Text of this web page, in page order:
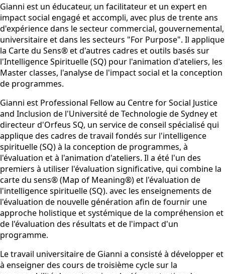
Gianni est un éducateur, un facilitateur et un expert en
impact social engagé et accompli, avec plus de trente ans
d'expérience dans le secteur commercial, gouvernemental,
universitaire et dans les secteurs "For Purpose". Il applique
la Carte du Sens® et d'autres cadres et outils basés sur
l'Intelligence Spirituelle (SQ) pour l'animation d'ateliers, les
Master classes, l'analyse de l'impact social et la conception
de programmes.
Gianni est Professional Fellow au Centre for Social Justice
and Inclusion de l'Université de Technologie de Sydney et
directeur d'Orfeus SQ, un service de conseil spécialisé qui
applique des cadres de travail fondés sur l'intelligence
spirituelle (SQ) à la conception de programmes, à
l'évaluation et à l'animation d'ateliers. Il a été l'un des
premiers à utiliser l'évaluation significative, qui combine la
carte du sens® (Map of Meaning®) et l'évaluation de
l'intelligence spirituelle (SQ). avec les enseignements de
l'évaluation de nouvelle génération afin de fournir une
approche holistique et systémique de la compréhension et
de l'évaluation des résultats et de l'impact d'un
programme.
Le travail universitaire de Gianni a consisté à développer et
à enseigner des cours de troisième cycle sur la